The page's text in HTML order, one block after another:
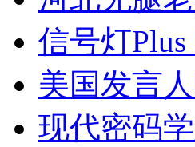
信号灯
美国发言
现代密码